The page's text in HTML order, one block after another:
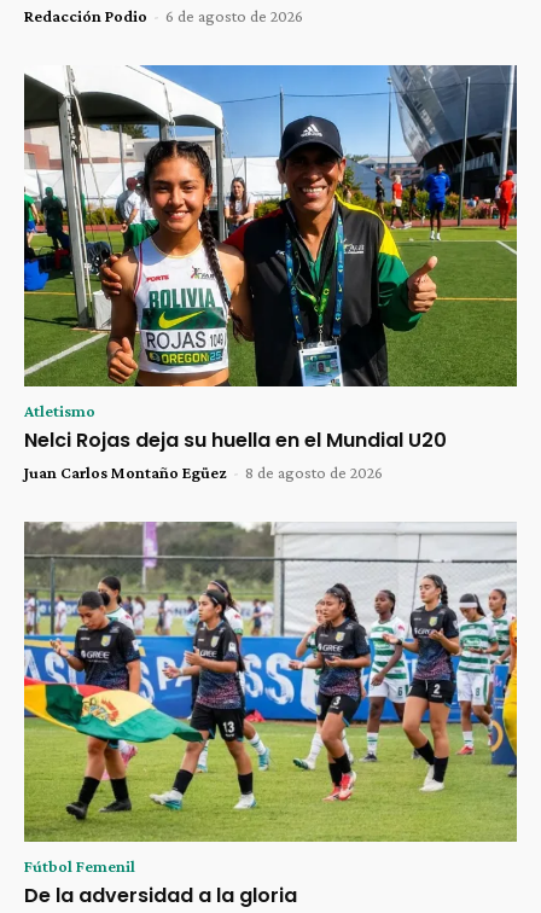
Redacción Podio - 6 de agosto de 2026
Atletismo
Nelci Rojas deja su huella en el Mundial U20
Juan Carlos Montaño Egüez - 8 de agosto de 2026
Fútbol Femenil
De la adversidad a la gloria